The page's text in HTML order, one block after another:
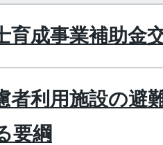
育成事業補助金
者利用施設の避
要綱